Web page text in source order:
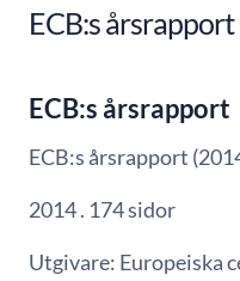
ECB:s
ECB:s årsrapport
ECB:s årsrapport
2014 . 174 sidor
Utgivare: Europeiska